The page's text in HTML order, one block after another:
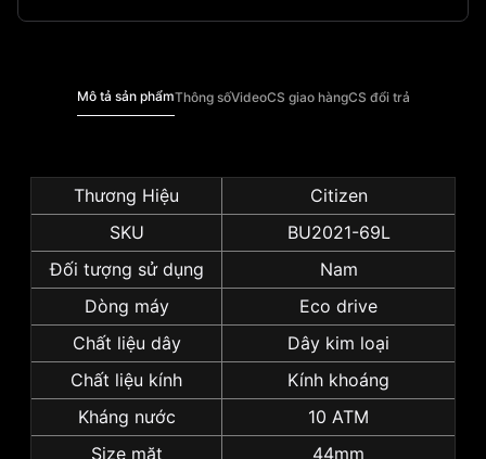
Mô tả sản phẩmThông sốVideoCS giao hàngCS đổi trả
Thương Hiệu
Citizen
SKU
BU2021-69L
Đối tượng sử dụng
Nam
Dòng máy
Eco drive
Chất liệu dây
Dây kim loại
Chất liệu kính
Kính khoáng
Kháng nước
10 ATM
Size mặt
44mm